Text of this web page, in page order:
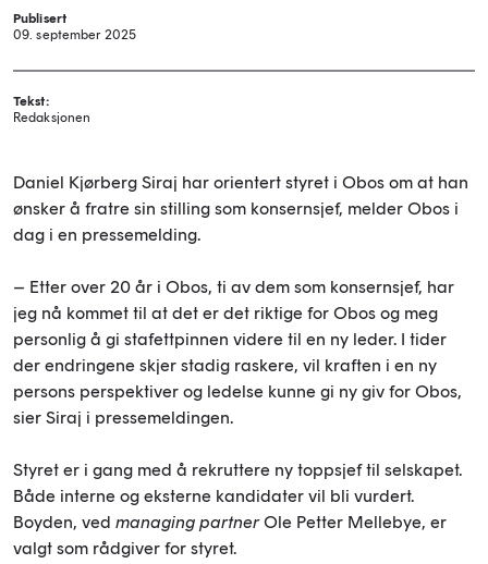
Publisert
09. september 2025
Tekst:
Redaksjonen
Daniel Kjørberg Siraj har orientert styret i Obos om at han
ønsker å fratre sin stilling som konsernsjef, melder Obos i
dag i en pressemelding.
– Etter over 20 år i Obos, ti av dem som konsernsjef, har
jeg nå kommet til at det er det riktige for Obos og meg
personlig å gi stafettpinnen videre til en ny leder. I tider
der endringene skjer stadig raskere, vil kraften i en ny
persons perspektiver og ledelse kunne gi ny giv for Obos,
sier Siraj i pressemeldingen.
Styret er i gang med å rekruttere ny toppsjef til selskapet.
Både interne og eksterne kandidater vil bli vurdert.
Boyden, ved managing partnerOle Petter Mellebye, er
valgt som rådgiver for styret.